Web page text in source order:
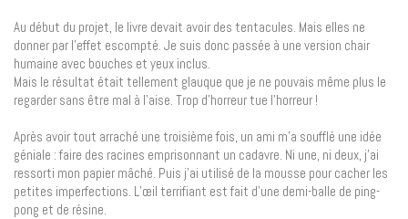
Au début du projet, le livre devait avoir des tentacules. Mais elles ne
donner par l’effet escompté. Je suis donc passée à une version chair
humaine avec bouches et yeux inclus.
Mais le résultat était tellement glauque que je ne pouvais même plus le
regarder sans être mal à l’aise. Trop d’horreur tue l’horreur !
Après avoir tout arraché une troisième fois, un ami m’a soufflé une idée
géniale : faire des racines emprisonnant un cadavre. Ni une, ni deux, j’ai
ressorti mon papier mâché. Puis j’ai utilisé de la mousse pour cacher les
petites imperfections. L’œil terrifiant est fait d’une demi-balle de ping-
pong et de résine.